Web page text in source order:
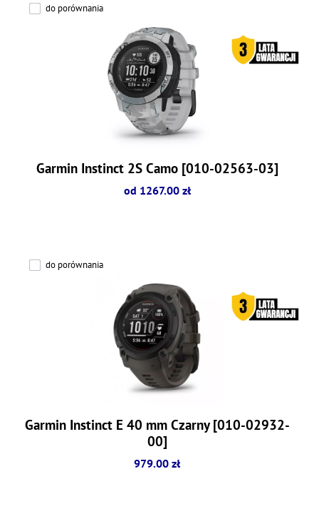
do porównania
Garmin Instinct 2S Camo [010-02563-03]
od 1267.00 zł
do porównania
Garmin Instinct E 40 mm Czarny [010-02932-
00]
979.00 zł